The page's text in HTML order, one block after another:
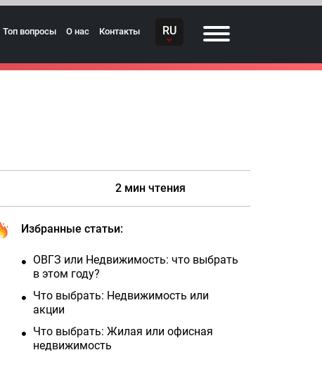
Топ вопросы О нас Контакты RU
2 мин чтения
Избранные статьи:
ОВГЗ или Недвижимость: что выбрать
в этом году?
Что выбрать: Недвижимость или
акции
Что выбрать: Жилая или офисная
недвижимость